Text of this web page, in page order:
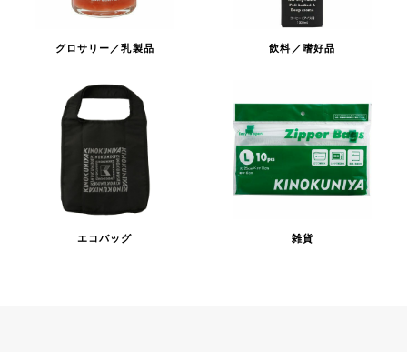
グロサリー／乳製品 飲料／嗜好品
エコバッグ 雑貨